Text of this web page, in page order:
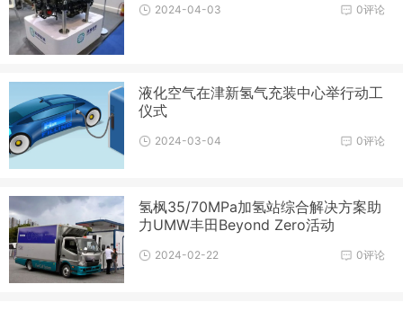
0评论
2024-04-03
液化空气在津新氢气充装中心举行动工
仪式
0评论
2024-03-04
氢枫35/70MPa加氢站综合解决方案助
力UMW丰田Beyond Zero活动
0评论
2024-02-22